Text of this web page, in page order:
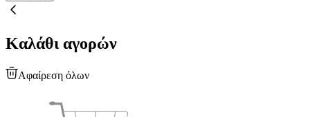
Καλάθι αγορών
Αφαίρεση όλων